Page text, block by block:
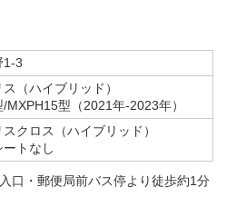
1-3
（ハイブリッド）
MXPH15型（2021年-2023年）
クロス（ハイブリッド）
トなし
口・郵便局前バス停より徒歩約1分